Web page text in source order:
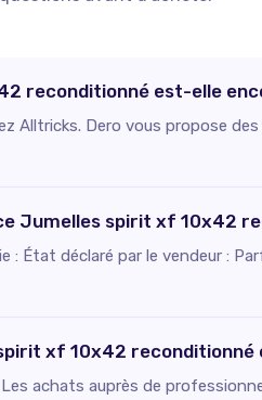
reconditionné est-elle
Alltricks. Dero vous propose
Jumelles spirit xf 10x42
État déclaré par le vendeur :
xf 10x42 reconditionné
achats auprès de